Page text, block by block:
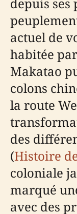
actuel de
habitée
Makatao
colons
la route
des
(Histoire
coloniale
marqué
avec des